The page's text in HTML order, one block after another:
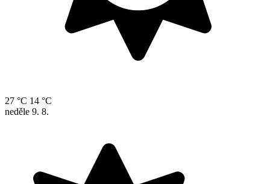
27 °C 14 °C
neděle 9. 8.